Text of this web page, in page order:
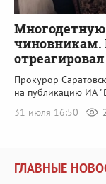
чиновникам.
Прокурор
на публикацию ИА
31 июля 16:50
ГЛАВНЫЕ